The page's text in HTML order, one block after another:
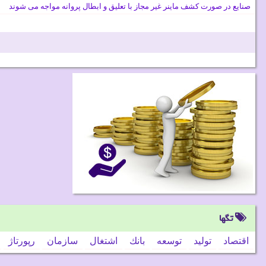
صنایع در صورت کشف ماینر غیر مجاز با تعلیق و ابطال پروانه مواجه می شوند
تگها
اقتصاد تولید توسعه بانك اشتغال سازمان رپورتاژ